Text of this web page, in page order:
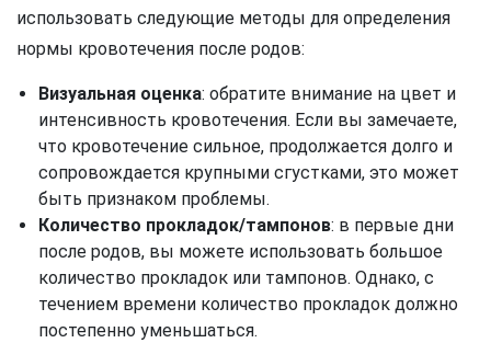
использовать следующие методы для определения
нормы кровотечения после родов:
Визуальная оценка: обратите внимание на цвет и
интенсивность кровотечения. Если вы замечаете,
что кровотечение сильное, продолжается долго и
сопровождается крупными сгустками, это может
быть признаком проблемы.
Количество прокладок/тампонов: в первые дни
после родов, вы можете использовать большое
количество прокладок или тампонов. Однако, с
течением времени количество прокладок должно
постепенно уменьшаться.